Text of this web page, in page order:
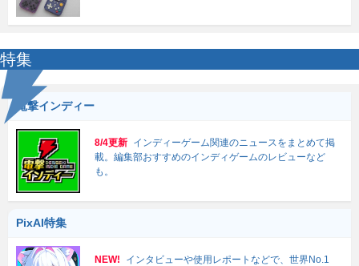
特集
電撃インディー
8/4更新 インディーゲーム関連のニュースをまとめて掲
載。編集部おすすめのインディゲームのレビューなど
も。
PixAI特集
NEW!
インタビューや使用レポートなどで、世界No.1